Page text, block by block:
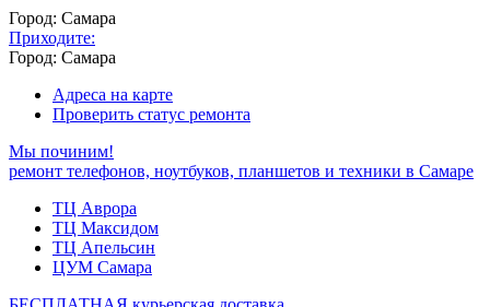
Город: Самара
Приходите:
Город: Самара
Адреса на карте
Проверить статус ремонта
Мы починим!
ремонт телефонов, ноутбуков, планшетов и техники в Самаре
ТЦ Аврора
ТЦ Максидом
ТЦ Апельсин
ЦУМ Самара